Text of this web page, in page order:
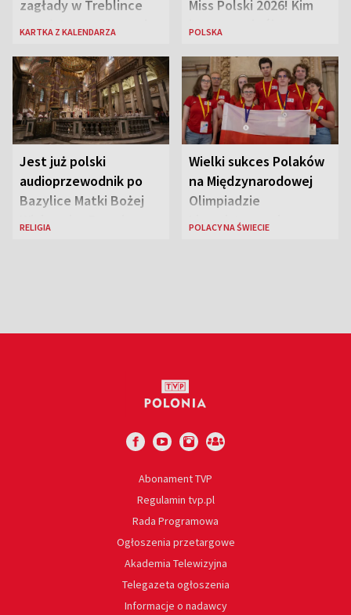
zagłady w Treblince
zmarł Janusz Korczak
KARTKA Z KALENDARZA
Miss Polski 2026! Kim
jest nowa królowa
POLSKA
Jest już polski
audioprzewodnik po
Bazylice Matki Bożej
Większej w Rzymie
RELIGIA
Wielki sukces Polaków
na Międzynarodowej
Olimpiadzie
Lingwistycznej
POLACY NA ŚWIECIE
Abonament TVP
Regulamin tvp.pl
Rada Programowa
Ogłoszenia przetargowe
Akademia Telewizyjna
Telegazeta ogłoszenia
Informacje o nadawcy